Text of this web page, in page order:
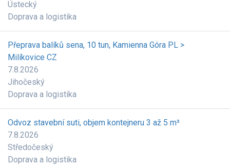
Ústecký
Doprava a logistika
Přeprava balíků sena, 10 tun, Kamienna Góra PL >
Milíkovice CZ
7.8.2026
Jihočeský
Doprava a logistika
Odvoz stavební suti, objem kontejneru 3 až 5 m³
7.8.2026
Středočeský
Doprava a logistika